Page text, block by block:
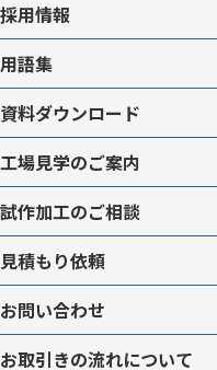
採用情報
用語集
資料ダウンロード
工場見学のご案内
試作加工のご相談
見積もり依頼
お問い合わせ
お取引きの流れについて